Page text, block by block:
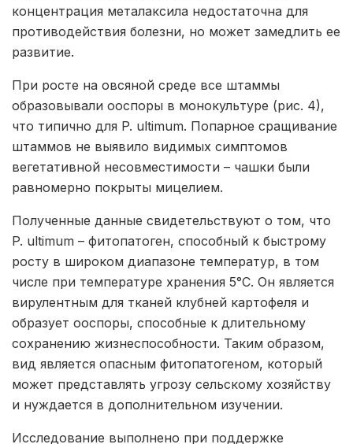
концентрация металаксила недостаточна для
противодействия болезни, но может замедлить ее
развитие.
При росте на овсяной среде все штаммы
образовывали ооспоры в монокультуре (рис. 4),
что типично для P. ultimum. Попарное сращивание
штаммов не выявило видимых симптомов
вегетативной несовместимости – чашки были
равномерно покрыты мицелием.
Полученные данные свидетельствуют о том, что
P. ultimum – фитопатоген, способный к быстрому
росту в широком диапазоне температур, в том
числе при температуре хранения 5°С. Он является
вирулентным для тканей клубней картофеля и
образует ооспоры, способные к длительному
сохранению жизнеспособности. Таким образом,
вид является опасным фитопатогеном, который
может представлять угрозу сельскому хозяйству
и нуждается в дополнительном изучении.
Исследование выполнено при поддержке